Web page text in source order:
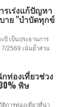
รเร่งแก้ปัญหา
าย "บำบัดทุกข์
บี่ เป็นประธานการ
2569 เน้นย้ำส่วน
ท่องเที่ยวช่วง
พิษ
ติการท่องเที่ยวที่น่า